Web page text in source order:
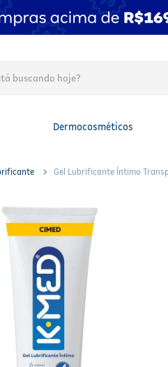
Dermocosméticos
Gel Lubrificante Íntimo